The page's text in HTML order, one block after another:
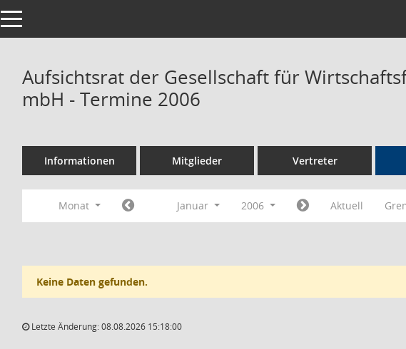
Toggle navigation
Aufsichtsrat der Gesellschaft für
mbH - Termine 2006
Informationen Mitglieder Vertreter
Monat Januar 2006 Aktuell
Keine Daten gefunden.
Letzte Änderung: 08.08.2026 15:18:00